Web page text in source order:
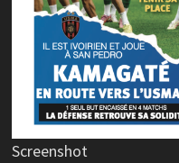
Screenshot